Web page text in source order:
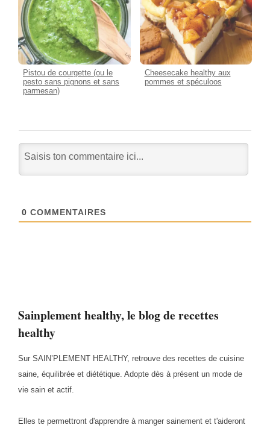
Sainplement healthy, le blog de recettes
healthy
Sur SAIN’PLEMENT HEALTHY, retrouve des recettes de cuisine
saine, équilibrée et diététique. Adopte dès à présent un mode de
vie sain et actif.
Elles te permettront d'apprendre à manger sainement et t'aideront
Pistou de courgette (ou le
pesto sans pignons et sans
parmesan)
Cheesecake healthy aux
pommes et spéculoos
0 COMMENTAIRES